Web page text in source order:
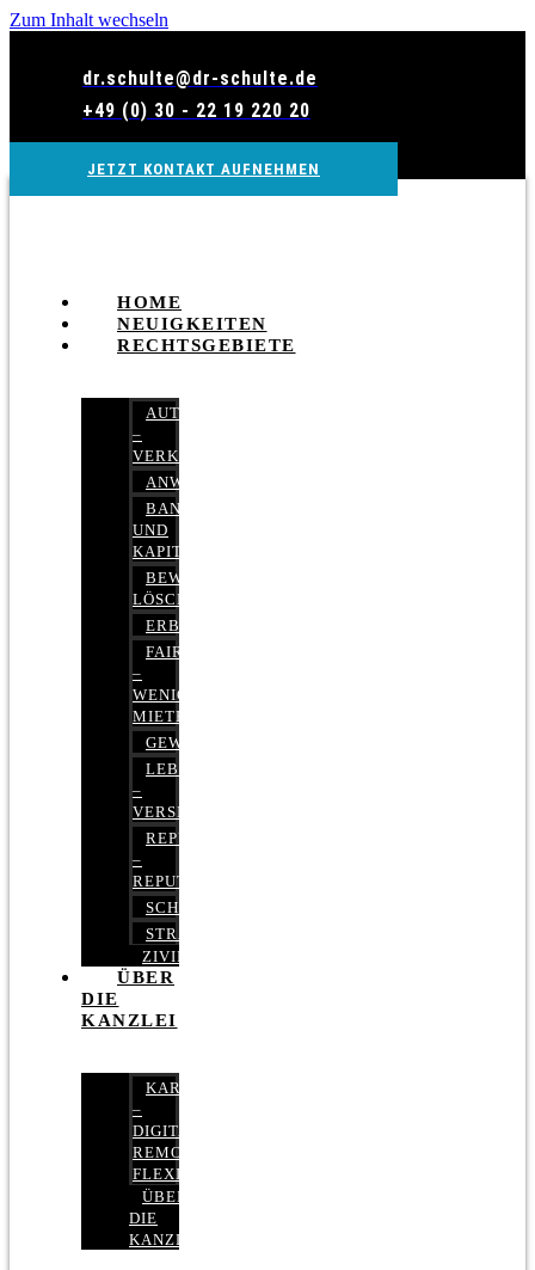
Zum Inhalt wechseln
dr.schulte@dr-schulte.de
+49 (0) 30 - 22 19 220 20
JETZT KONTAKT AUFNEHMEN
HOME
NEUIGKEITEN
RECHTSGEBIETE
AUTOBETRUG
–
VERKEHRSRECHT
ANWALTSHAFTUNGSRECHT
BANK-
UND
KAPITALMARKTRECHT
BEWERTUNGEN
LÖSCHEN
ERBRECHT
FAIRMIETEN
–
WENIGER
MIETE
GEWERBERECHT
LEBENSVERSICHERUNG
–
VERSICHERUNGSRECHT
REPUTATIONSRECHT
–
REPUTATIONSMANAGEMENT
SCHUFARECHT
STRAFRECHT
ZIVILRECHT
ÜBER
DIE
KANZLEI
KARRIERE
–
DIGITAL,
REMOTE,
FLEXIBEL
ÜBER
DIE
KANZLEI